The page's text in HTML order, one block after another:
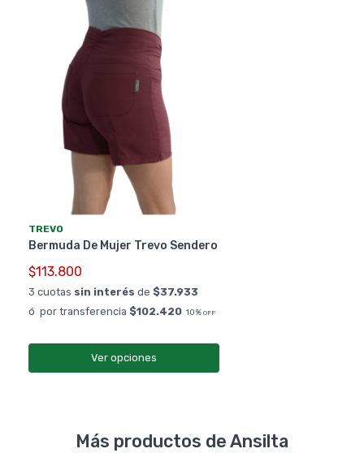
TREVO
Bermuda De Mujer Trevo Sendero
$113.800
3 cuotas sin interés de $37.933
ó por transferencia $102.420 10% OFF
Ver opciones
Más productos de Ansilta